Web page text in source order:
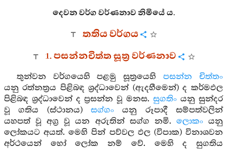
දෙවන වර්ග වර්ණනාව නිමියේ ය.
තතිය වර්ගය
1. පසන්නචිත්ත සූත්‍ර වර්ණනාව
තුන්වන වර්ගයෙහි පළමු සූත්‍රයෙහිපසන්න චිත්තං
යනු රත්නත්‍රය පිළිබඳ ශ්‍රද්ධාවෙන් (ඇදහීමෙන්) ද කර්මඵල
පිළිබඳ ශ්‍රද්ධාවෙන් ද ප්‍රසන්න වූ මනස. සුගතිං යනු සුන්දර
වූ ගතිය (ස්ථානය) සග්ගං යනු රූපාදී සම්පත්වලින්
යහපත් වූ අග්‍ර වූ යන අරුතින් සග්ග නමි. ලොකංයනු
ලෝකයට අයත්. මෙහි පින් පව්වල ඵල (විපාක) විනාශවන
අර්ථයෙන් හෝ ලෝක නම් වේ. මෙහි ද සුගතිය